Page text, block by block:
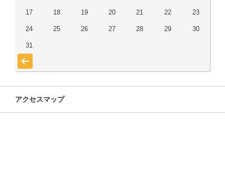
17 18 19 20 21 22 23
24 25 26 27 28 29 30
31
« 7月
アクセスマップ